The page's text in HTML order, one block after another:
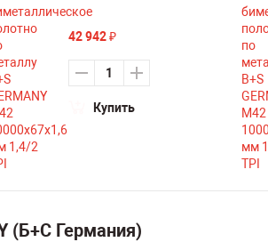
42 942 ₽
Купить
(Б+С Германия)